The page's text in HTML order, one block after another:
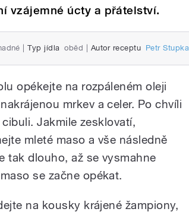
vzájemné úcty a přátelství.
Typ jídla oběd Autor receptu Petr Stupka
opékejte na rozpáleném oleji
mrkev a celer. Po chvíli
Jakmile zesklovatí,
mleté maso a vše následně
tak dlouho, až se vysmahne
se začne opékat.
na kousky krájené žampiony,